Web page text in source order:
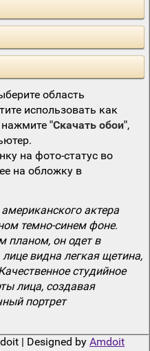
область
использовать как
"Скачать обои",
на фото-статус во
на обложку в
актера
темно-синем фоне.
планом, он одет в
видна легкая щетина,
студийное
лица, создавая
портрет
| Designed by Amdoit